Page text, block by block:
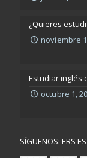
¿Quieres
noviembre
Estudiar inglés
octubre 1,
SÍGUENOS: ERS